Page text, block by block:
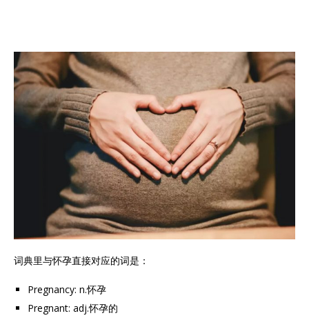
词典里与怀孕直接对应的词是：
Pregnancy: n.怀孕
Pregnant: adj.怀孕的